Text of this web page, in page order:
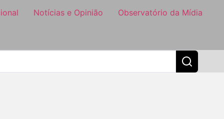
Notícias e Opinião Observatório da Mídia